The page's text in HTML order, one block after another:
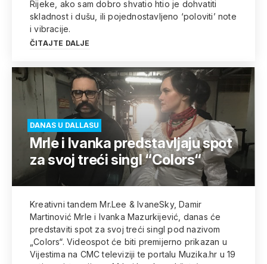
Rijeke, ako sam dobro shvatio htio je dohvatiti
skladnost i dušu, ili pojednostavljeno ‘poloviti’ note
i vibracije.
ČITAJTE DALJE
DANAS U DALLASU
Mrle i Ivanka predstavljaju spot
za svoj treći singl “Colors“
Kreativni tandem Mr.Lee & IvaneSky, Damir
Martinović Mrle i Ivanka Mazurkijević, danas će
predstaviti spot za svoj treći singl pod nazivom
„Colors“. Videospot će biti premijerno prikazan u
Vijestima na CMC televiziji te portalu Muzika.hr u 19